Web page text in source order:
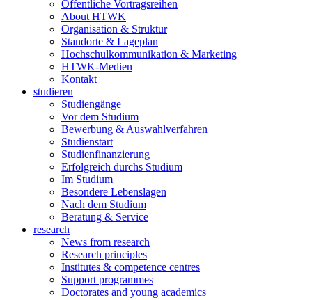
Öffentliche Vortragsreihen
About HTWK
Organisation & Struktur
Standorte & Lageplan
Hochschulkommunikation & Marketing
HTWK-Medien
Kontakt
studieren
Studiengänge
Vor dem Studium
Bewerbung & Auswahlverfahren
Studienstart
Studienfinanzierung
Erfolgreich durchs Studium
Im Studium
Besondere Lebenslagen
Nach dem Studium
Beratung & Service
research
News from research
Research principles
Institutes & competence centres
Support programmes
Doctorates and young academics